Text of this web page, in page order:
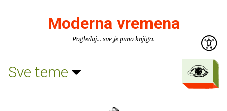
Moderna vremena
Pogledaj... sve je puno knjiga.
Sve teme